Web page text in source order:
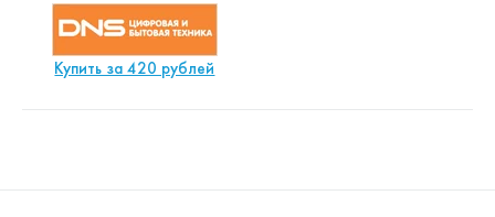
Купить за 420 рублей